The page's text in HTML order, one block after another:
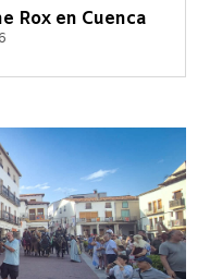
Rox en Cuenca